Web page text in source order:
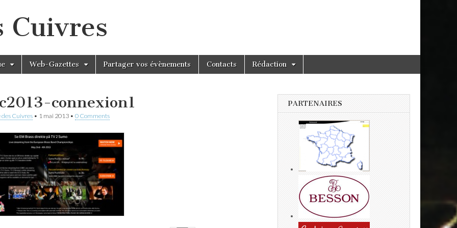
Cuivres
Web-Gazettes Partager vos évènements Contacts Rédaction
connexion1
des Cuivres • 1 mai 2013 • 0 Comments
PARTENAIRES